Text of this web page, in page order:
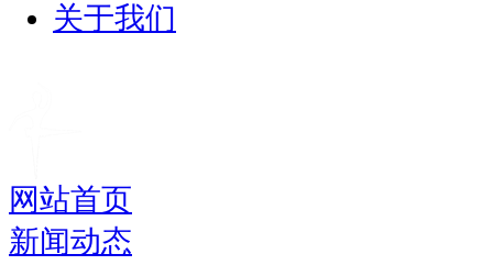
关于我们
网站首页
新闻动态